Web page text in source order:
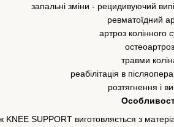
запальні зміни - рецидивуючий
ревматоїдний
артроз колінного
травми
реабілітація в
розтягнення і
KNEE SUPPORT виготовляється з